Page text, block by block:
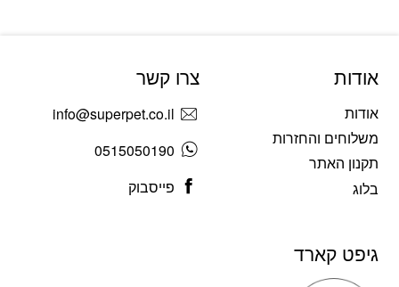
אודות
אודות
משלוחים והחזרות
תקנון האתר
בלוג
צרו קשר
info@superpet.co.il
0515050190
פייסבוק
גיפט קארד